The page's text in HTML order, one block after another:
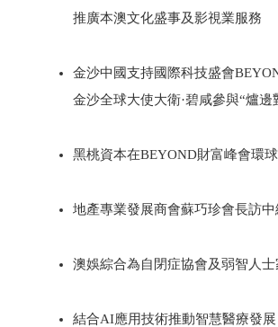
推廣本澳文化盛事及影視業服務
2024年
金沙中國支持國際科技盛會
金沙全球大使大衛·碧咸參與“爐邊
2024年
黑桃資本在BEYOND財富峰會環
2024年
地產專業發展商會蘇巧珍會長訪中
2024年
澳娛綜合為自閉症協會及弱智人
2024年
結合AI應用技術推動智慧醫療發展